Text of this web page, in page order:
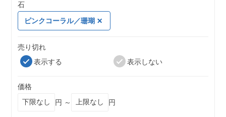
石
ピンクコーラル／珊瑚
売り切れ
表示する
表示しない
価格
円 ～
円